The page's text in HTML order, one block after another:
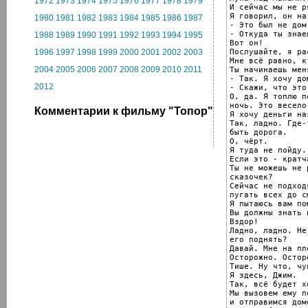
1980 1981 1982 1983 1984 1985 1986 1987
1988 1989 1990 1991 1992 1993 1994 1995
1996 1997 1998 1999 2000 2001 2002 2003
2004 2005 2006 2007 2008 2009 2010 2011
2012
Комментарии к фильму "Топор"
И сейчас мы не
Я говорил, он
- Это был не
- Откуда ты
Вот он!
Послушайте, я
Мне всё равно,
Ты начинаешь
- Так. Я хочу
- Скажи, что
О, да. Я топлю
ночь. Это
Я хочу деньги
Так, ладно. Где-
быть дорога.
О, чёрт.
Я туда не
Если это -
Ты не можешь не
сказочек?
Сейчас не
пугать всех до
Я пытаюсь вам
Вы должны знать
Вздор!
Ладно, ладно. Не
его поднять?
Давай. Мне на
Осторожно.
Тише. Ну что,
Я здесь, Джим.
Так, всё будет
Мы вызовем ему
и отправимся